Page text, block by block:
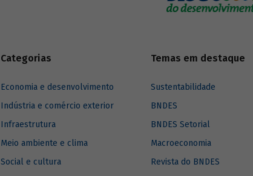
Categorias
Economia e desenvolvimento
Indústria e comércio exterior
Infraestrutura
Meio ambiente e clima
Social e cultura
Temas em destaque
Sustentabilidade
BNDES
BNDES Setorial
Macroeconomia
Revista do BNDES